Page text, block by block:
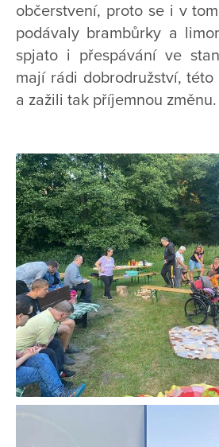
občerstvení, proto se i v
podávaly brambůrky a
spjato i přespávání ve
mají rádi dobrodružství,
a zažili tak příjemnou změnu.